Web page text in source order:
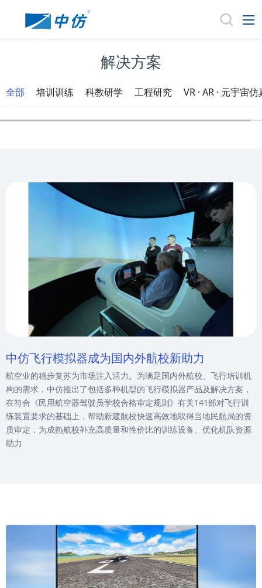
解决方案
全部 培训训练 科教研学 工程研究 VR · AR · 元宇宙仿
中仿飞行模拟器成为国内外航校新助力
航空业的稳步复苏为市场注入活力。为满足国内外航校、飞行培训机
构的需求，中仿推出了包括多种机型的飞行模拟器产品及解决方案，
在符合《民用航空器驾驶员学校合格审定规则》有关141部对飞行训
练装置要求的基础上，帮助新建航校快速高效地取得当地民航局的资
质审定，为成熟航校补充高质量和性价比的训练设备、优化机队资源
助力